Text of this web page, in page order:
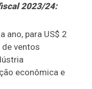
2023/24:
ano, para US$ 2
ventos
econômica e